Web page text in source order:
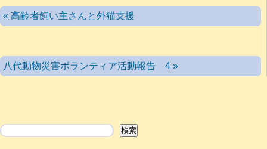
« 高齢者飼い主さんと外猫支援
八代動物災害ボランティア活動報告 4 »
検索 検索